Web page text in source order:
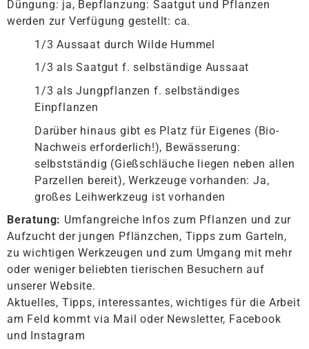
Düngung: ja, Bepflanzung: Saatgut und Pflanzen
werden zur Verfügung gestellt: ca.
1/3 Aussaat durch Wilde Hummel
1/3 als Saatgut f. selbständige Aussaat
1/3 als Jungpflanzen f. selbständiges
Einpflanzen
Darüber hinaus gibt es Platz für Eigenes (Bio-
Nachweis erforderlich!), Bewässerung:
selbstständig (Gießschläuche liegen neben allen
Parzellen bereit), Werkzeuge vorhanden: Ja,
großes Leihwerkzeug ist vorhanden
Beratung: Umfangreiche Infos zum Pflanzen und zur
Aufzucht der jungen Pflänzchen, Tipps zum Garteln,
zu wichtigen Werkzeugen und zum Umgang mit mehr
oder weniger beliebten tierischen Besuchern auf
unserer Website.
Aktuelles, Tipps, interessantes, wichtiges für die Arbeit
am Feld kommt via Mail oder Newsletter, Facebook
und Instagram